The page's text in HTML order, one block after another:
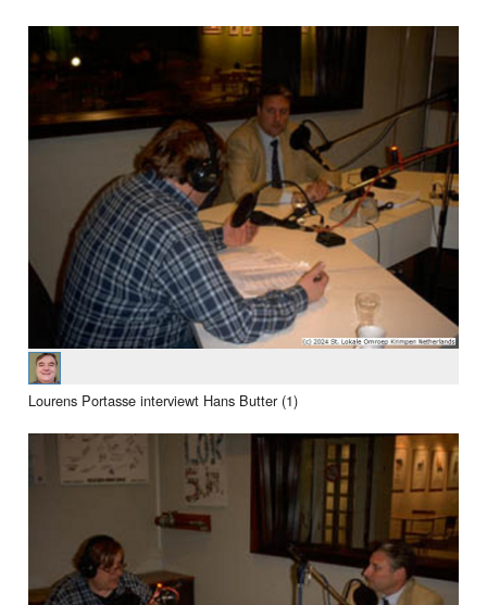
Lourens Portasse interviewt Hans Butter (1)